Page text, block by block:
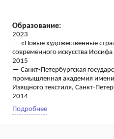
Образование:
2023
— «Новые художественные
современного искусства
2015
— Санкт-Петербургская
промышленная академия имени
Изящного текстиля, Санкт-
2014
Подробнее